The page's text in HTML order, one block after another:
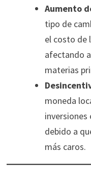
Aumento
tipo de
el costo de
afectando
materias
moneda
inversiones
debido a
más caros.